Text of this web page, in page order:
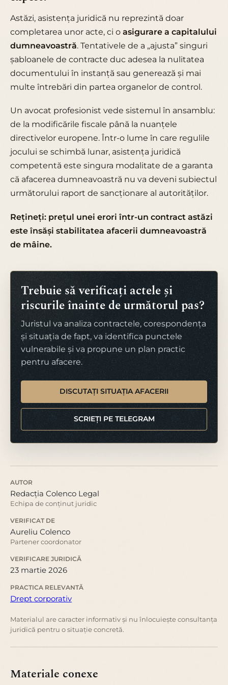
Astăzi, asistența juridică nu reprezintă doar
completarea unor acte, ci o asigurare a capitalului
dumneavoastră. Tentativele de a „ajusta” singuri
șabloanele de contracte duc adesea la nulitatea
documentului în instanță sau generează și mai
multe întrebări din partea organelor de control.
Un avocat profesionist vede sistemul în ansamblu:
de la modificările fiscale până la nuanțele
directivelor europene. Într-o lume în care regulile
jocului se schimbă lunar, asistența juridică
competentă este singura modalitate de a garanta
că afacerea dumneavoastră nu va deveni subiectul
următorului raport de sancționare al autorităților.
Rețineți: prețul unei erori într-un contract astăzi
este însăși stabilitatea afacerii dumneavoastră
de mâine.
Trebuie să verificați actele și
riscurile înainte de următorul pas?
Juristul va analiza contractele, corespondența
și situația de fapt, va identifica punctele
vulnerabile și va propune un plan practic
pentru afacere.
DISCUTAȚI SITUAȚIA AFACERII
SCRIEȚI PE TELEGRAM
AUTOR
Redacția Colenco Legal
Echipa de conținut juridic
VERIFICAT DE
Aureliu Colenco
Partener coordonator
VERIFICARE JURIDICĂ
23 martie 2026
PRACTICA RELEVANTĂ
Drept corporativ
Materialul are caracter informativ și nu înlocuiește consultanța
juridică pentru o situație concretă.
Materiale conexe